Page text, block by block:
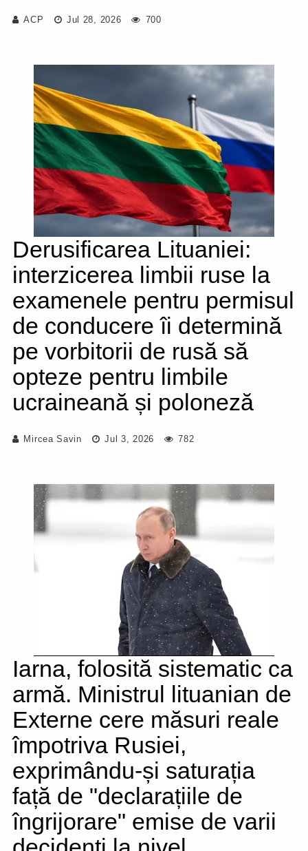
ACP Jul 28, 2026 700
Derusificarea Lituaniei:
interzicerea limbii ruse la
examenele pentru permisul
de conducere îi determină
pe vorbitorii de rusă să
opteze pentru limbile
ucraineană și poloneză
Mircea Savin Jul 3, 2026 782
Iarna, folosită sistematic ca
armă. Ministrul lituanian de
Externe cere măsuri reale
împotriva Rusiei,
exprimându-și saturația
față de "declarațiile de
îngrijorare" emise de varii